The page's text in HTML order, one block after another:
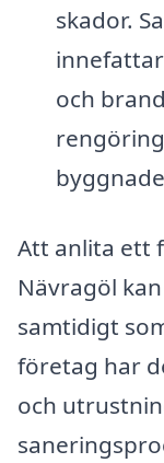
skador.
och
Att anlita ett
Nävragöl
samtidigt
företag har
och